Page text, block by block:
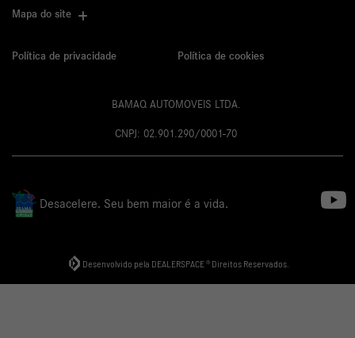
Mapa do site
Política de privacidade Política de cookies
BAMAQ AUTOMOVEIS LTDA.
CNPJ: 02.901.290/0001-70
Desacelere. Seu bem maior é a vida.
Desenvolvido pela DEALERSPACE ® Direitos Reservados.